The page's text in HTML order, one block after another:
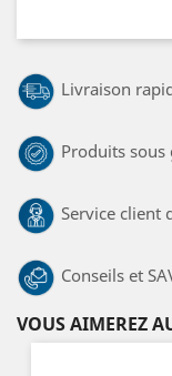
Livraison
Produits sous
Service client
Conseils et
VOUS AIMEREZ